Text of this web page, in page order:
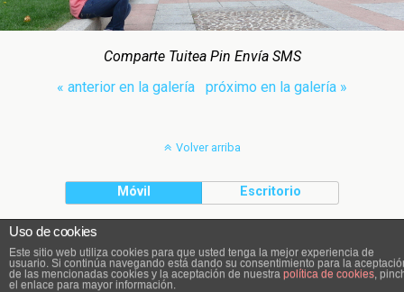
Comparte Tuitea Pin Envía SMS
« anterior en la galería
próximo en la galería »
Volver arriba
Móvil Escritorio
El contenido pertenece a Atletaviajero.info
Uso de cookies
Este sitio web utiliza cookies para que usted tenga la mejor experiencia de
usuario. Si continúa navegando está dando su consentimiento para la
de las mencionadas cookies y la aceptación de nuestra política de cookies ,
el enlace para mayor información.